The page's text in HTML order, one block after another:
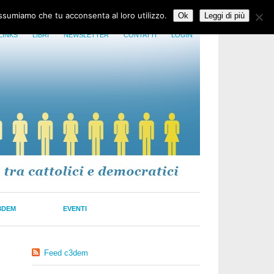
LIBRI NEWSLETTER CONTATTI LOGIN
EVENTI
Feed c3dem
che tu acconsenta al loro utilizzo. Ok Leggi di più